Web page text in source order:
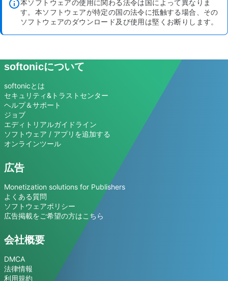
本ソフトウェアの使用に関わる法令は国によって異なりま
す。本ソフトウェアが特定の国の法令に抵触する場合、その
ソフトウェアのダウンロード及び使用は堅くお断りします。
softonicについて
softonicとは
セキュリティ&トラストセンター
ヘルプ＆サポート
ジョブ
エディトリアルガイドライン
ソフトウェア / アプリを追加する
オンラインツール
広告
Monetization solutions for Publishers
よくある質問
ソフトウェアポリシー
広告掲載をご希望の方はこちら
会社概要
DMCA
法律情報
利用規約